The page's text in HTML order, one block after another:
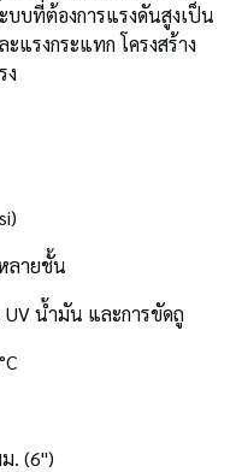
บบที่ต้องการแรงดันสูงเป็น
รงกระแทก โครงสร้าง
ง
ลายชั้น
น้ำมัน และการขัดถู
. (6")